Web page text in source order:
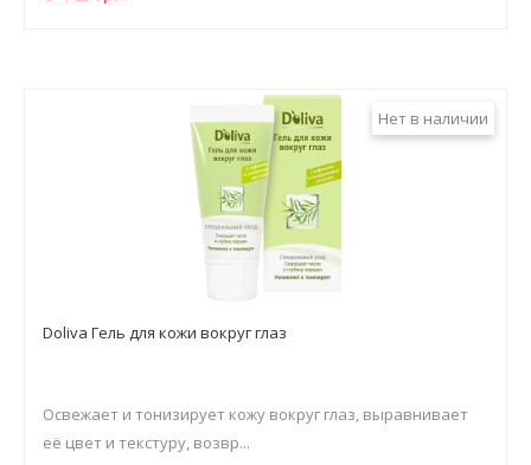
Нет в наличии
Doliva Гель для кожи вокруг глаз
Освежает и тонизирует кожу вокруг глаз, выравнивает
её цвет и текстуру, возвр...